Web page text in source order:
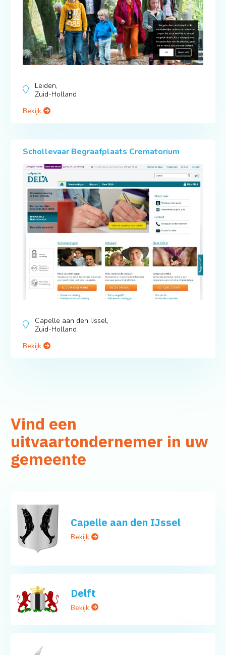
Leiden,
Zuid-Holland
Bekijk
Schollevaar Begraafplaats Crematorium
Capelle aan den IJssel,
Zuid-Holland
Bekijk
Vind een
uitvaartondernemer in uw
gemeente
Capelle aan den IJssel
Bekijk
Delft
Bekijk